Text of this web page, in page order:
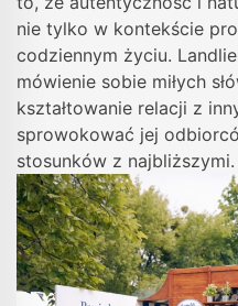
nie tylko w kontekście
codziennym życiu.
mówienie sobie miłych
kształtowanie relacji z
sprowokować jej
stosunków z najbliższymi.